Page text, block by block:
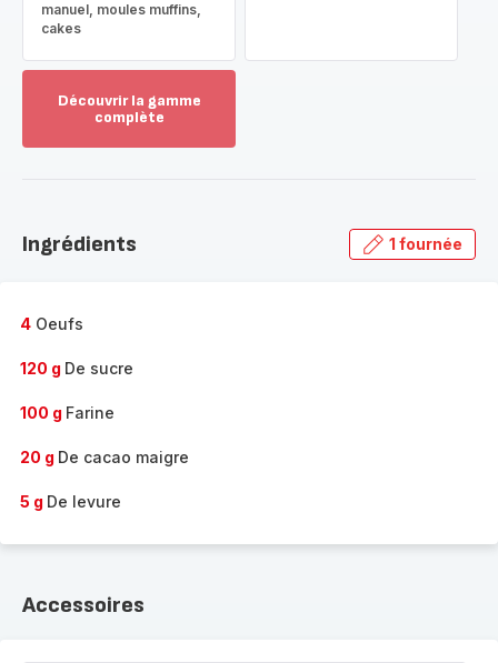
manuel, moules muffins,
cakes
Découvrir la gamme
complète
gamme
Ingrédients 1 fournée
4 Oeufs
120 g De sucre
100 g Farine
20 g De cacao maigre
5 g De levure
Accessoires